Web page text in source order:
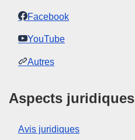
Facebook
YouTube
Autres
Aspects juridiques
Avis juridiques